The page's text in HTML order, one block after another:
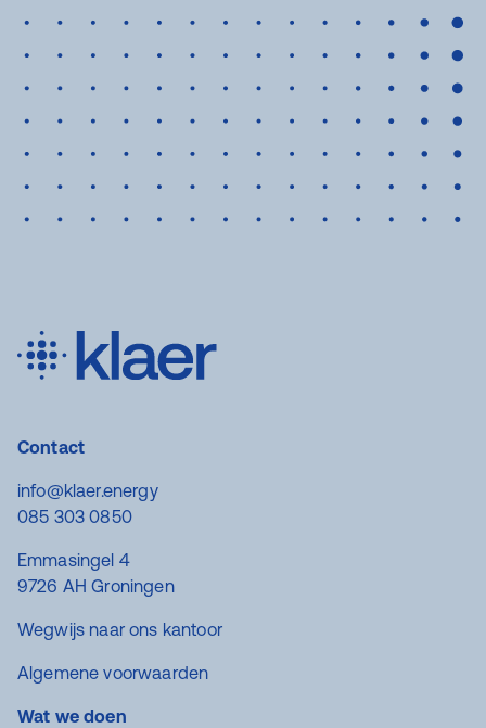
Contact
info@klaer.energy
085 303 0850
Emmasingel 4
9726 AH Groningen
Wegwijs naar ons kantoor
Algemene voorwaarden
Wat we doen